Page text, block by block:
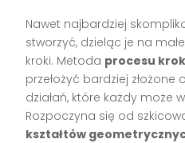
Nawet najbardziej
stworzyć, dzieląc je na
kroki. Metoda procesu
przełożyć bardziej
działań, które każdy może
Rozpoczyna się od
kształtów